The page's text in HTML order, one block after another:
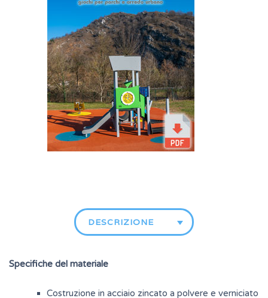
DESCRIZIONE
Specifiche del materiale
Costruzione in acciaio zincato a polvere e verniciato